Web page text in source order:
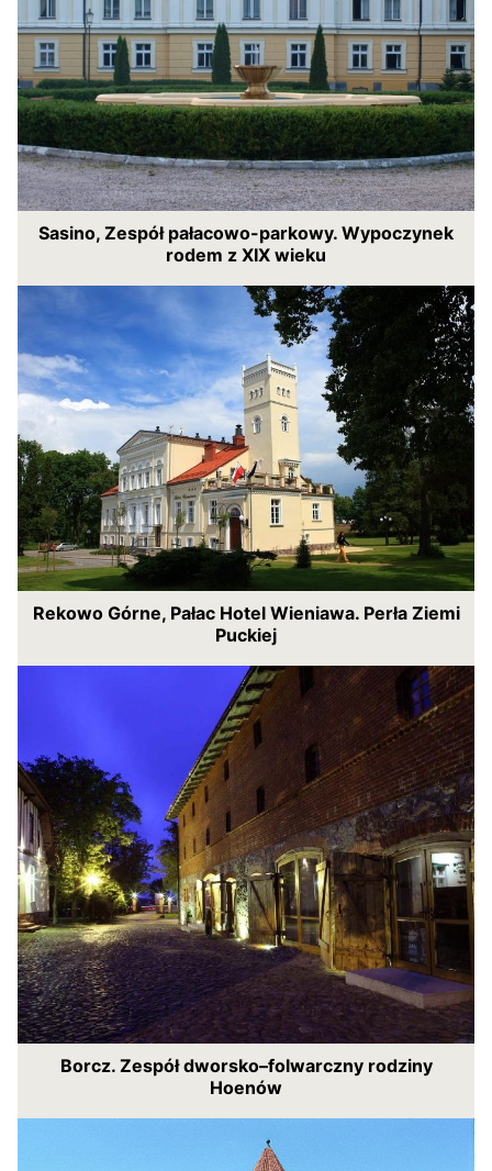
Sasino, Zespół pałacowo-parkowy. Wypoczynek
rodem z XIX wieku
Rekowo Górne, Pałac Hotel Wieniawa. Perła Ziemi
Puckiej
Borcz. Zespół dworsko–folwarczny rodziny
Hoenów